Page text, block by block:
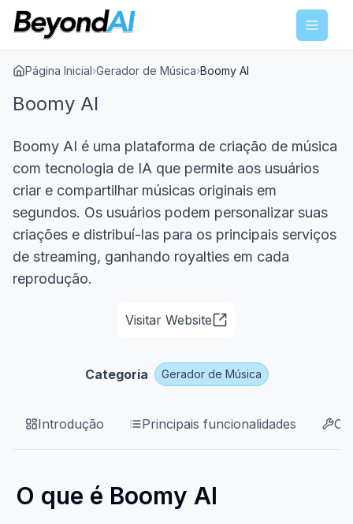
Menu
Página Inicial›Gerador de Música›Boomy AI
Boomy AI
Boomy AI é uma plataforma de criação de música
com tecnologia de IA que permite aos usuários
criar e compartilhar músicas originais em
segundos. Os usuários podem personalizar suas
criações e distribuí-las para os principais serviços
de streaming, ganhando royalties em cada
reprodução.
Visitar Website
Categoria Gerador de Música
Introdução Principais funcionalidades
O que é Boomy AI